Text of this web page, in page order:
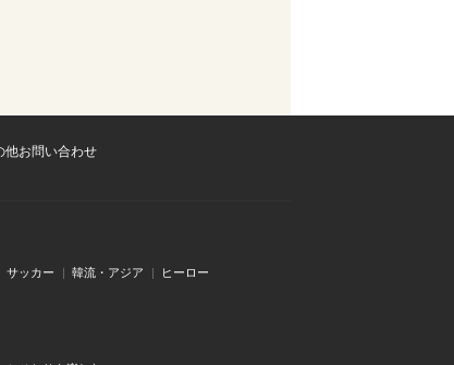
他お問い合わせ
サッカー 韓流・アジア ヒーロー